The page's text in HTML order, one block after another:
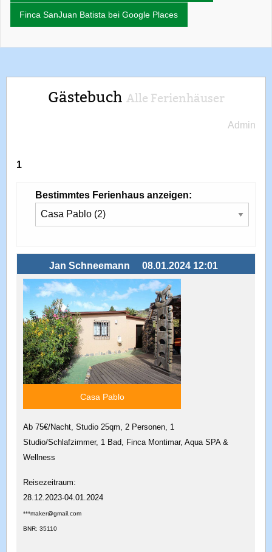
Finca SanJuan Batista bei Google Places
Gästebuch Alle Ferienhäuser
Admin
1
Bestimmtes Ferienhaus anzeigen:
Jan Schneemann 08.01.2024 12:01
Casa Pablo
Ab 75€/Nacht, Studio 25qm, 2 Personen, 1
Studio/Schlafzimmer, 1 Bad, Finca Montimar, Aqua SPA &
Wellness
Reisezeitraum:
28.12.2023-04.01.2024
***maker@gmail.com
BNR: 35110